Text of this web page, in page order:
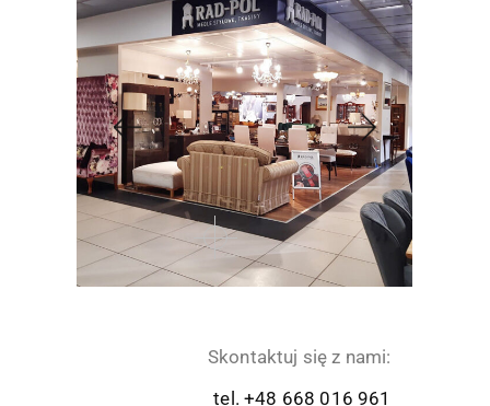
Skontaktuj się z nami:
tel. +48 668 016 961